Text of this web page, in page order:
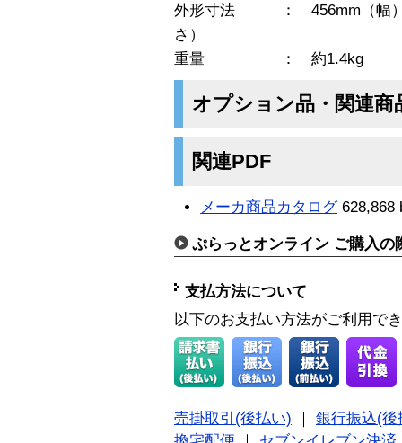
外形寸法 ： 456mm（幅）x
さ）
重量 ： 約1.4kg
オプション品・関連商
関連PDF
メーカ商品カタログ628,868
ぷらっとオンライン ご購入の
支払方法について
以下のお支払い方法がご利用で
売掛取引(後払い)
銀行振込(後